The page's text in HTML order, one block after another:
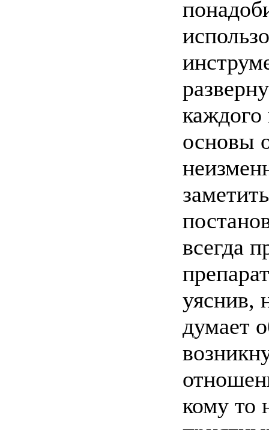
каждого
основы
всегда
уяснив,
думает
кому то